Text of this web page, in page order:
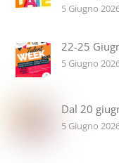
5 Giugno
22-25
5 Giugno
Dal 20
5 Giugno